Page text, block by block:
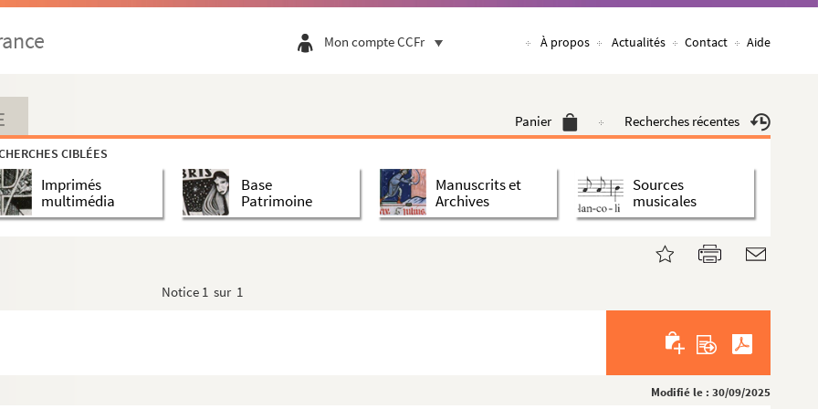
Mon compte CCFr À propos Actualités Contact Aide
Panier Recherches récentes
CIBLÉES
Imprimés
multimédia
Base
Patrimoine
Manuscrits et
Archives
Sources
musicales
Notice 1 sur 1
Modifié le : 30/09/2025
numero centum septuaginta quinque
meditationis. Et primo quedam preambula ...
« Abel dicitur principium ecclesiæ tribu...